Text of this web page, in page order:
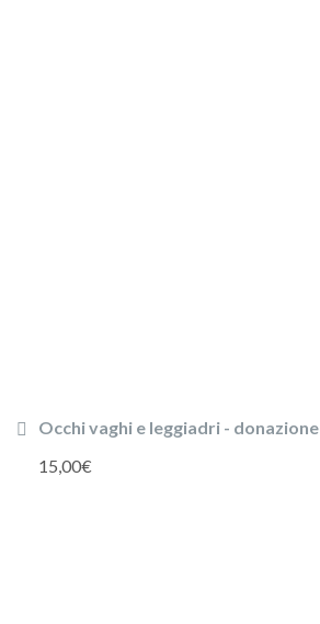
Occhi vaghi e leggiadri - donazione
15,00€